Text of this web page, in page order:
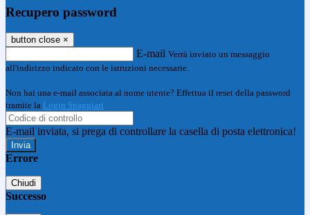
Recupero password
button close ×
E-mail Verrà inviato un messaggio
all'indirizzo indicato con le istruzioni necessarie.
Non hai una e-mail associata al nome utente? Effettua il reset della password
tramite la Login Spaggiari
E-mail inviata, si prega di controllare la casella di posta elettronica!
Errore
Chiudi
Successo